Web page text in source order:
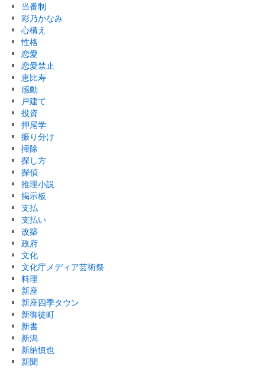
当番制
彩乃かなみ
心構え
性格
恋愛
恋愛禁止
恵比寿
感動
戸建て
投資
押尾学
振り分け
掃除
探し方
探偵
推理小説
掲示板
支払
支払い
改築
政府
文化
文化庁メディア芸術祭
料理
新座
新座四季タウン
新御徒町
新書
新潟
新納慎也
新聞